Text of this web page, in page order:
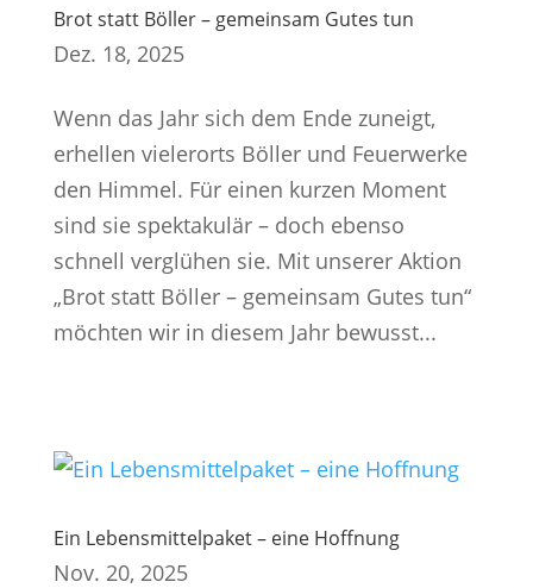
Brot statt Böller – gemeinsam Gutes tun
Dez. 18, 2025
Wenn das Jahr sich dem Ende zuneigt,
erhellen vielerorts Böller und Feuerwerke
den Himmel. Für einen kurzen Moment
sind sie spektakulär – doch ebenso
schnell verglühen sie. Mit unserer Aktion
„Brot statt Böller – gemeinsam Gutes tun“
möchten wir in diesem Jahr bewusst...
Ein Lebensmittelpaket – eine Hoffnung
Nov. 20, 2025